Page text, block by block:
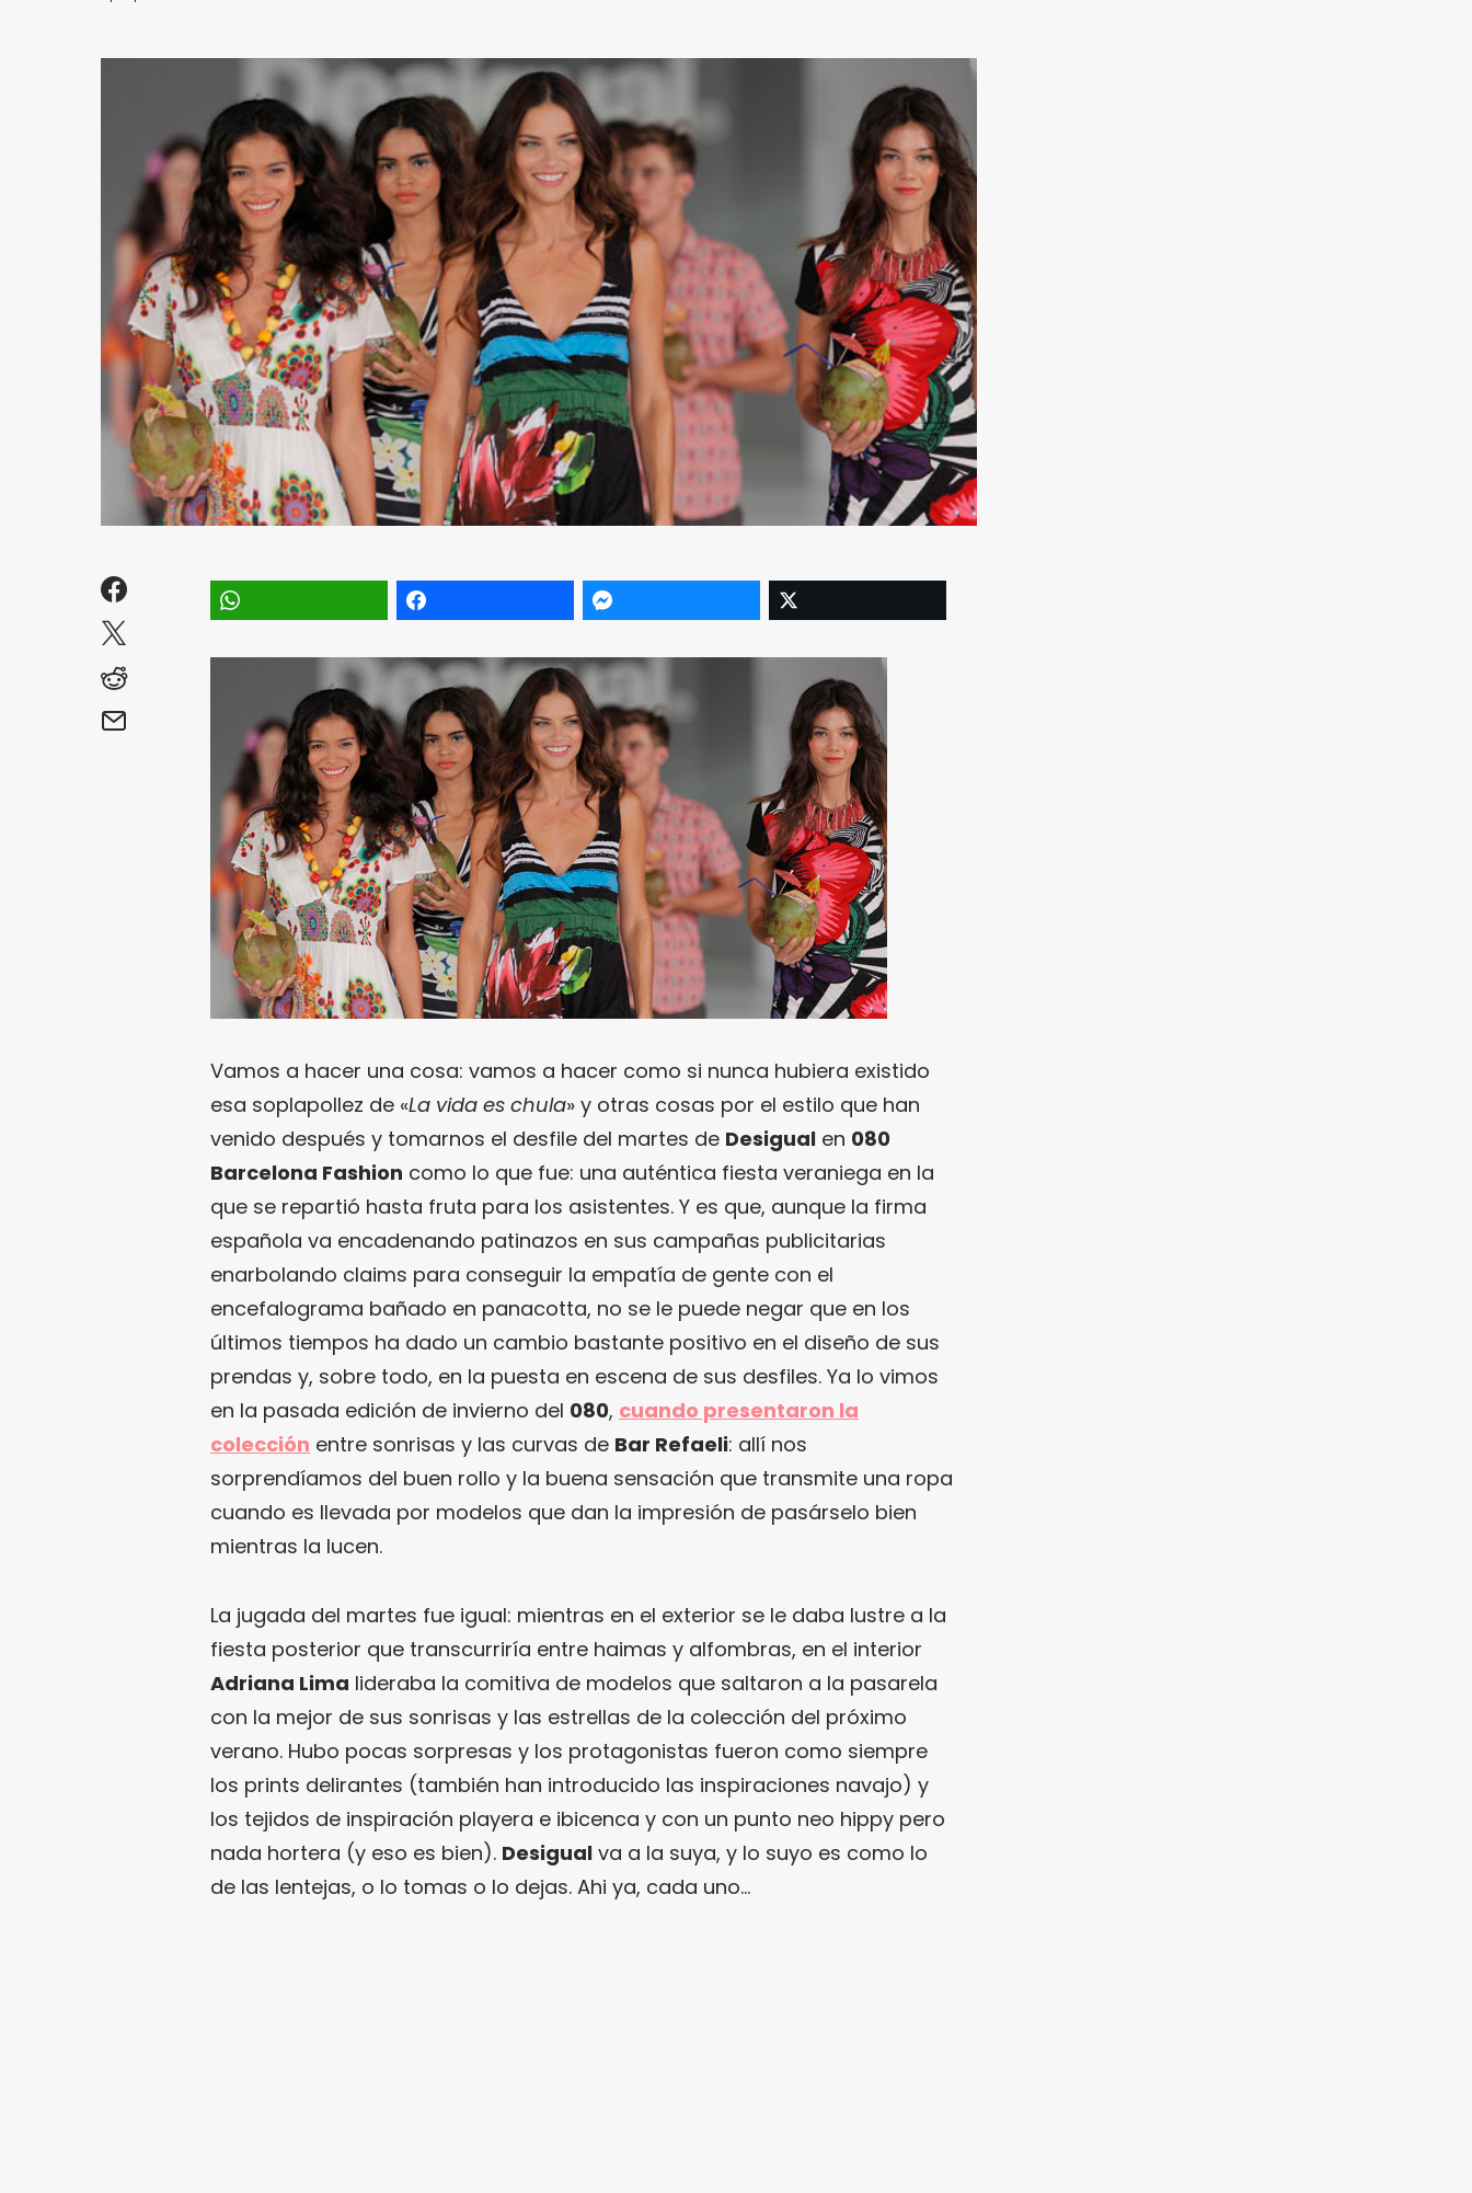
Vamos a hacer una cosa: vamos a hacer como si nunca hubiera existido
esa soplapollez de «La vida es chula» y otras cosas por el estilo que han
venido después y tomarnos el desfile del martes de Desigual en 080
Barcelona Fashion como lo que fue: una auténtica fiesta veraniega en la
que se repartió hasta fruta para los asistentes. Y es que, aunque la firma
española va encadenando patinazos en sus campañas publicitarias
enarbolando claims para conseguir la empatía de gente con el
encefalograma bañado en panacotta, no se le puede negar que en los
últimos tiempos ha dado un cambio bastante positivo en el diseño de sus
prendas y, sobre todo, en la puesta en escena de sus desfiles. Ya lo vimos
en la pasada edición de invierno del 080, cuando presentaron la
colección entre sonrisas y las curvas de Bar Refaeli: allí nos
sorprendíamos del buen rollo y la buena sensación que transmite una ropa
cuando es llevada por modelos que dan la impresión de pasárselo bien
mientras la lucen.
La jugada del martes fue igual: mientras en el exterior se le daba lustre a la
fiesta posterior que transcurriría entre haimas y alfombras, en el interior
Adriana Lima lideraba la comitiva de modelos que saltaron a la pasarela
con la mejor de sus sonrisas y las estrellas de la colección del próximo
verano. Hubo pocas sorpresas y los protagonistas fueron como siempre
los prints delirantes (también han introducido las inspiraciones navajo) y
los tejidos de inspiración playera e ibicenca y con un punto neo hippy pero
nada hortera (y eso es bien). Desigual va a la suya, y lo suyo es como lo
de las lentejas, o lo tomas o lo dejas. Ahi ya, cada uno…